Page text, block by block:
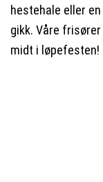
hestehale eller
gikk. Våre
midt i løpefesten!